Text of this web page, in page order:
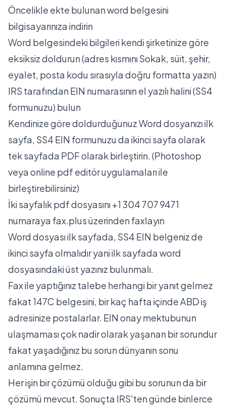
Öncelikle ekte bulunan word belgesini
bilgisayarınıza indirin
Word belgesindeki bilgileri kendi şirketinize göre
eksiksiz doldurun (adres kısmını Sokak, süit, şehir,
eyalet, posta kodu sırasıyla doğru formatta yazın)
IRS tarafından EIN numarasının el yazılı halini (SS4
formunuzu) bulun
Kendinize göre doldurduğunuz Word dosyanızı ilk
sayfa, SS4 EIN formunuzu da ikinci sayfa olarak
tek sayfada PDF olarak birleştirin. (Photoshop
veya online pdf editör uygulamaları ile
birleştirebilirsiniz)
İki sayfalık pdf dosyasını +1 304 707 9471
numaraya fax.plus üzerinden faxlayın
Word dosyası ilk sayfada, SS4 EIN belgeniz de
ikinci sayfa olmalıdır yani ilk sayfada word
dosyasındaki üst yazınız bulunmalı.
Fax ile yaptığınız talebe herhangi bir yanıt gelmez
fakat 147C belgesini, bir kaç hafta içinde ABD iş
adresinize postalarlar. EIN onay mektubunun
ulaşmaması çok nadir olarak yaşanan bir sorundur
fakat yaşadığınız bu sorun dünyanın sonu
anlamına gelmez.
Her işin bir çözümü olduğu gibi bu sorunun da bir
çözümü mevcut. Sonuçta IRS'ten günde binlerce